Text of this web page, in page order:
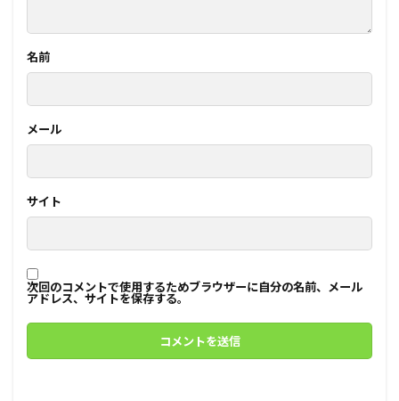
名前
メール
サイト
次回のコメントで使用するためブラウザーに自分の名前、メール
アドレス、サイトを保存する。